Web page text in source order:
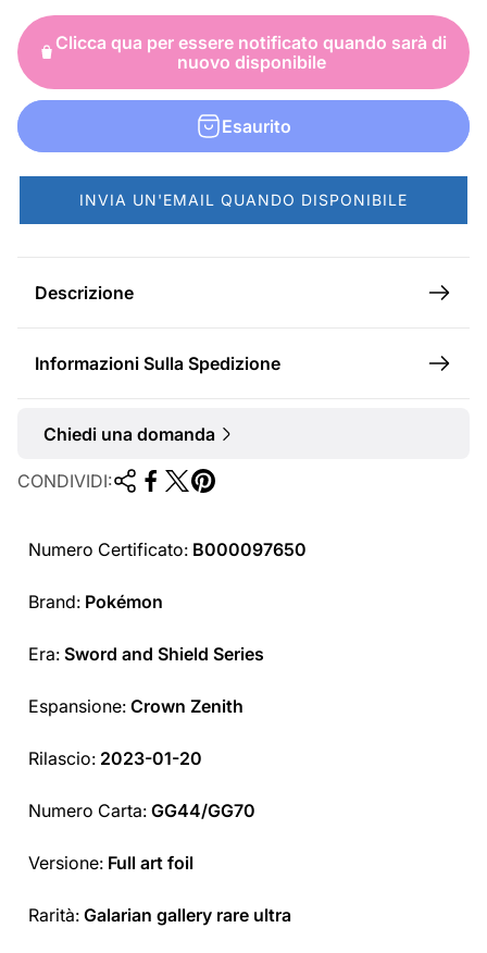
o
n
o
r
m
a
l
Clicca qua per essere notificato quando sarà di
nuovo disponibile
Esaurito
INVIA UN'EMAIL QUANDO DISPONIBILE
Descrizione
Informazioni Sulla Spedizione
Chiedi una domanda
CONDIVIDI:
Numero Certificato: B000097650
Brand: Pokémon
Era: Sword and Shield Series
Espansione: Crown Zenith
Rilascio: 2023-01-20
Numero Carta: GG44/GG70
Versione: Full art foil
Rarità: Galarian gallery rare ultra